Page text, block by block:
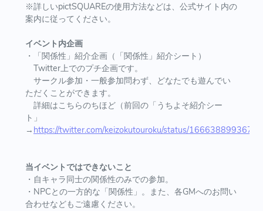
※詳しいpictSQUAREの使用方法などは、公式サイト内の
案内に従ってください。
イベント内企画
・「関係性」紹介企画（「関係性」紹介シート）
Twitter上でのプチ企画です。
サークル参加・一般参加問わず、どなたでも遊んでい
ただくことができます。
詳細はこちらのちほど（前回の「うちよそ紹介シー
ト」
→ https://twitter.com/keizokutouroku/status/
当イベントではできないこと
・自キャラ同士の関係性のみでの参加。
・NPCとの一方的な「関係性」。また、各GMへのお問い
合わせなどもご遠慮ください。